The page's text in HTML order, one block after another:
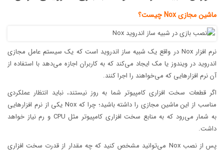
ماشین مجازی Nox چیست؟
نرم افزار Nox در واقع یک شبیه ساز اندروید است که یک سیستم عامل مجازی
اندروید در ویندوز یا مک ایجاد می‌کند که به کاربران اجازه می‌دهد با استفاده از
آن نرم افزار‌هایی که می‌خواهند را اجرا کنند.
اگر قطعات سخت افزاری کامپیوتر شما به روز نیستند، نباید انتظار عملکردی
مناسب از این ماشین مجازی را داشته باشید؛ چرا که Nox یکی از نرم افزار‌هایی
به شمار می‌رود که به منابع سخت افزاری کامپیوتر مثل CPU و رم نیاز خواهد
داشت.
پس از نصب Nox می‌توانید مشخص کنید که چه مقدار از قدرت سخت افزاری